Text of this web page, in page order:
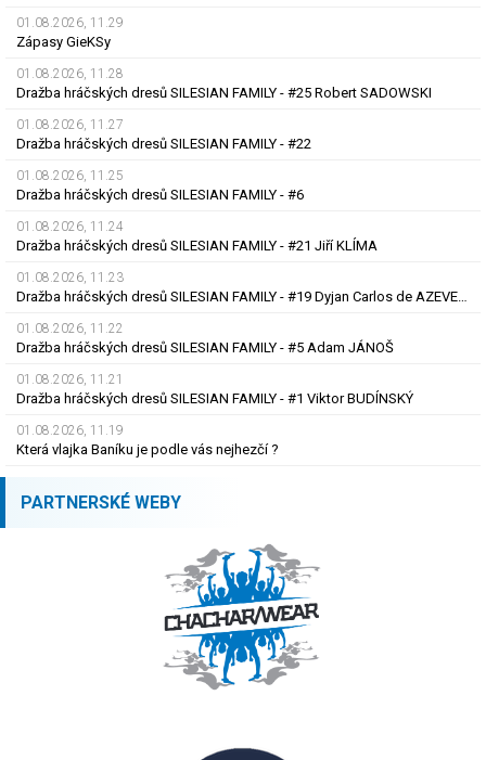
01.08.2026, 11.29
Zápasy GieKSy
01.08.2026, 11.28
Dražba hráčských dresů SILESIAN FAMILY - #25 Robert SADOWSKI
01.08.2026, 11.27
Dražba hráčských dresů SILESIAN FAMILY - #22
01.08.2026, 11.25
Dražba hráčských dresů SILESIAN FAMILY - #6
01.08.2026, 11.24
Dražba hráčských dresů SILESIAN FAMILY - #21 Jiří KLÍMA
01.08.2026, 11.23
Dražba hráčských dresů SILESIAN FAMILY - #19 Dyjan Carlos de AZEVEDO
01.08.2026, 11.22
Dražba hráčských dresů SILESIAN FAMILY - #5 Adam JÁNOŠ
01.08.2026, 11.21
Dražba hráčských dresů SILESIAN FAMILY - #1 Viktor BUDÍNSKÝ
01.08.2026, 11.19
Která vlajka Baníku je podle vás nejhezčí ?
PARTNERSKÉ WEBY